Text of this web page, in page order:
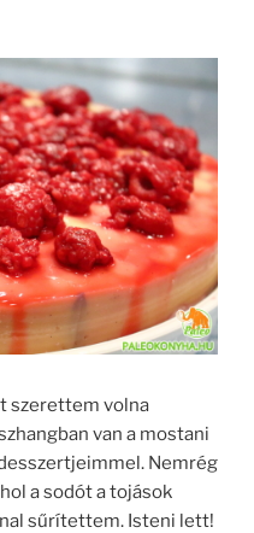
szerettem volna
van a mostani
Nemrég
a sodót a tojások
sűrítettem. Isteni lett!